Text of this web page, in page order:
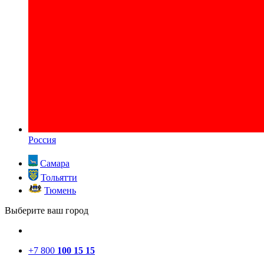
Россия
Самара
Тольятти
Тюмень
Выберите ваш город
+7 800 100 15 15